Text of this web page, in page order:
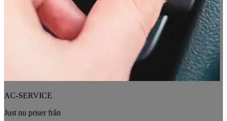
AC-SERVICE
Just nu priser från